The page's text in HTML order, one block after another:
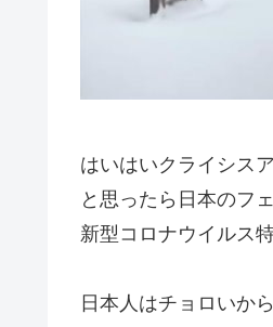
はいはいクライシス
と思ったら日本のフ
新型コロナウイルス
日本人はチョロいか